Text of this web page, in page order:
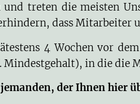
treten die meisten
dass
4 Wochen vor
in die die
der Ihnen hier